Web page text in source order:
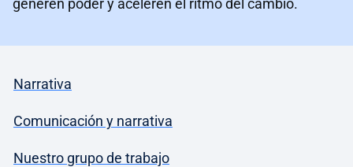
generen poder y aceleren el ritmo del cambio.
Narrativa
Comunicación y narrativa
Nuestro grupo de trabajo